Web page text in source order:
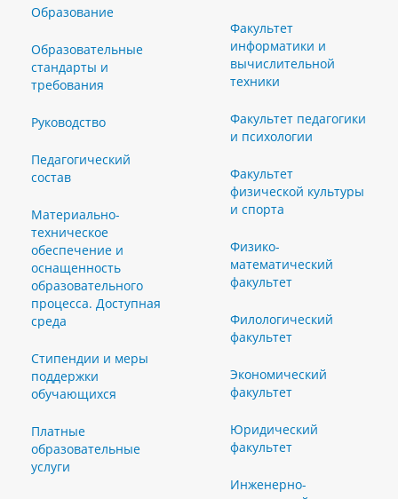
Образование
Образовательные
стандарты и
требования
Руководство
Педагогический
состав
Материально-
техническое
обеспечение и
оснащенность
образовательного
процесса. Доступная
среда
Стипендии и меры
поддержки
обучающихся
Платные
образовательные
услуги
Факультет
информатики и
вычислительной
техники
Факультет педагогики
и психологии
Факультет
физической культуры
и спорта
Физико-
математический
факультет
Филологический
факультет
Экономический
факультет
Юридический
факультет
Инженерно-